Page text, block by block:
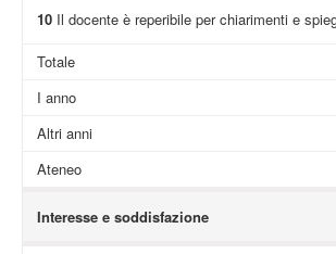
10Il docente è reperibile per chiarimenti e
Totale
I anno
Altri anni
Ateneo
Interesse e soddisfazione